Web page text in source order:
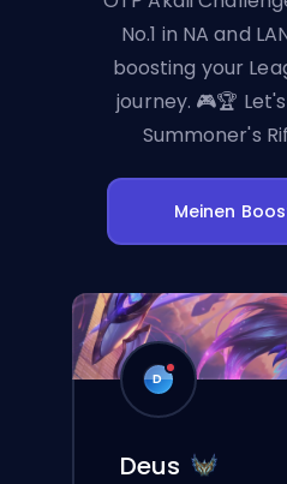
No.1 in NA and
boosting your
journey. 🎮🏆
Summoner's
Meinen
D
Deus